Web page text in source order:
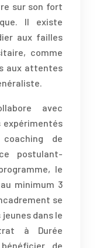
sur son fort
Il existe
aux failles
comme
aux attentes
avec
expérimentés
de
postulant-
le
minimum 3
se
dans le
à Durée
de